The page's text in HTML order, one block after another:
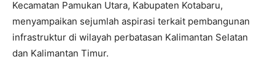
Kecamatan Pamukan Utara, Kabupaten Kotabaru,
menyampaikan sejumlah aspirasi terkait pembangunan
infrastruktur di wilayah perbatasan Kalimantan Selatan
dan Kalimantan Timur.